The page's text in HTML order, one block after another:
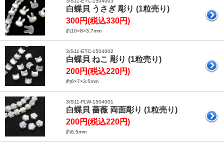
白蝶貝 うさぎ 彫り (1粒売り)
300円(税込330円)
約10×8×3.7mm
3/S11-ETC-1504002
白蝶貝 ねこ 彫り (1粒売り)
200円(税込220円)
約6×7×3.5mm
3/S11-FLW-1504001
白蝶貝 薔薇 両面彫り (1粒売り)
200円(税込220円)
約6.5mm